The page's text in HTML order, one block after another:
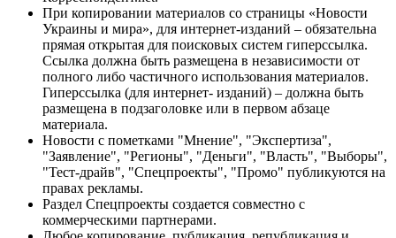
При копировании материалов со страницы «Новости
Украины и мира», для интернет-изданий – обязательна
прямая открытая для поисковых систем гиперссылка.
Ссылка должна быть размещена в независимости от
полного либо частичного использования материалов.
Гиперссылка (для интернет- изданий) – должна быть
размещена в подзаголовке или в первом абзаце
материала.
Новости с пометками "Мнение", "Экспертиза",
"Заявление", "Регионы", "Деньги", "Власть", "Выборы",
"Тест-драйв", "Спецпроекты", "Промо" публикуются на
правах рекламы.
Раздел Спецпроекты создается совместно с
коммерческими партнерами.